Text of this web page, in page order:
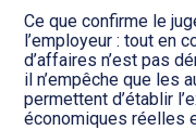
Ce que confirme le
l’employeur : tout en
d’affaires n’est pas
il n’empêche que les
permettent d’établir
économiques réelles